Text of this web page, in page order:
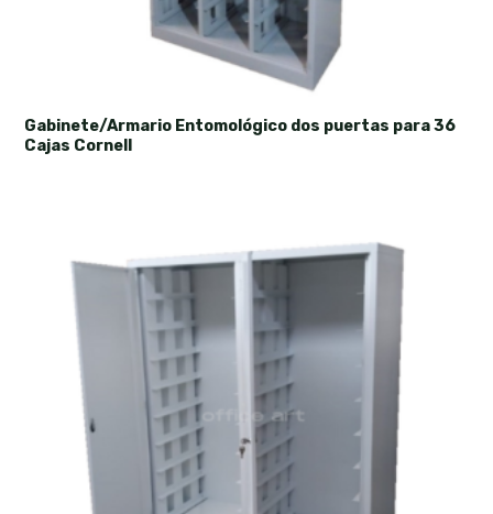
Gabinete/Armario Entomológico dos puertas para 36
Cajas Cornell